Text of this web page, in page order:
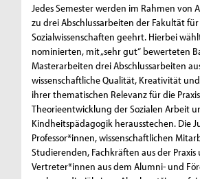
Jedes Semester werden im Rahmen von
zu drei Abschlussarbeiten der Fakultät
Sozialwissenschaften geehrt. Hierbei
nominierten, mit „sehr gut“ bewerteten
Masterarbeiten drei Abschlussarbeiten
wissenschaftliche Qualität, Kreativität
ihrer thematischen Relevanz für die
Theorieentwicklung der Sozialen Arbeit
Kindheitspädagogik herausstechen. Die
Professor*innen, wissenschaftlichen
Studierenden, Fachkräften aus der Praxis
Vertreter*innen aus dem Alumni- und